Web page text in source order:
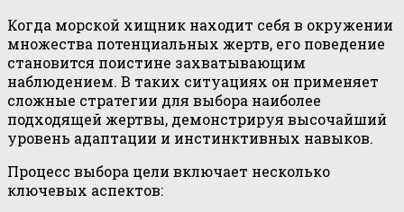
Когда морской хищник находит себя в окружении
множества потенциальных жертв, его поведение
становится поистине захватывающим
наблюдением. В таких ситуациях он применяет
сложные стратегии для выбора наиболее
подходящей жертвы, демонстрируя высочайший
уровень адаптации и инстинктивных навыков.
Процесс выбора цели включает несколько
ключевых аспектов: